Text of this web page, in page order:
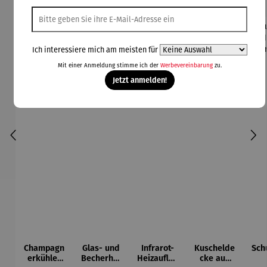
Champagn
erkühler
Glas- und
Becherhal
Infrarot-
Heizauflag
Kuschelde
cke aus
Ich interessiere mich am meisten für
Mit einer Anmeldung stimme ich der Werbevereinbarungzu.
Jetzt anmelden!